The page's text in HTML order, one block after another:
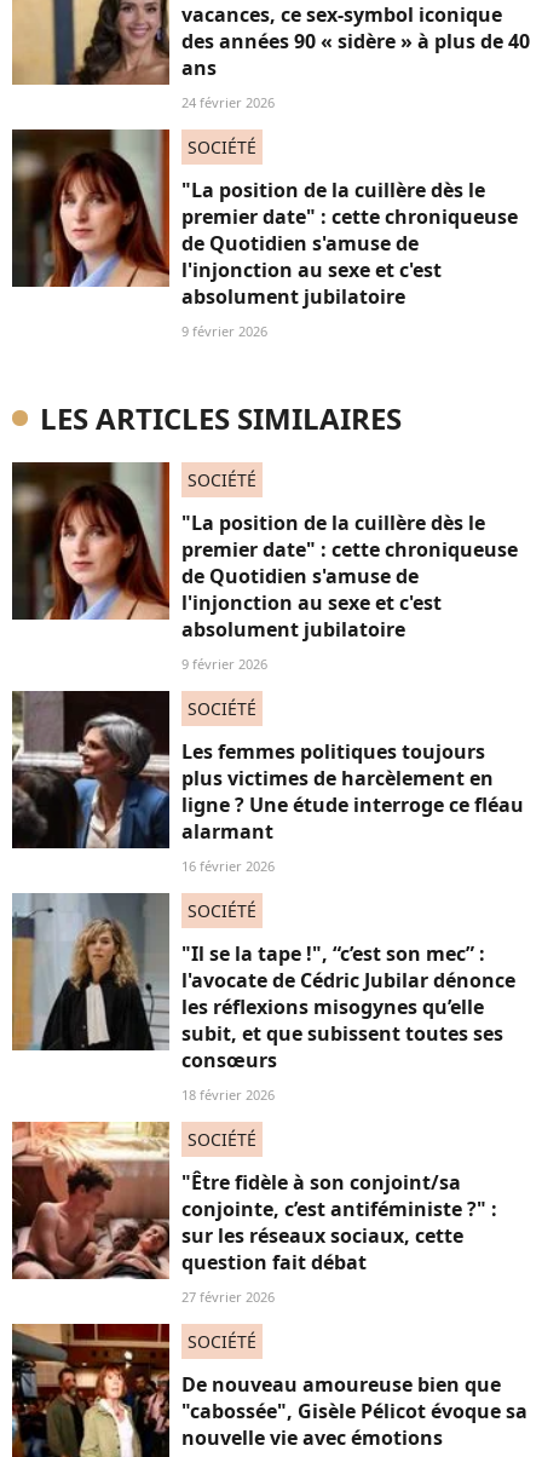
vacances, ce sex-symbol iconique
des années 90 « sidère » à plus de 40
ans
24 février 2026
SOCIÉTÉ
"La position de la cuillère dès le
premier date" : cette chroniqueuse
de Quotidien s'amuse de
l'injonction au sexe et c'est
absolument jubilatoire
9 février 2026
LES ARTICLES SIMILAIRES
SOCIÉTÉ
"La position de la cuillère dès le
premier date" : cette chroniqueuse
de Quotidien s'amuse de
l'injonction au sexe et c'est
absolument jubilatoire
9 février 2026
SOCIÉTÉ
Les femmes politiques toujours
plus victimes de harcèlement en
ligne ? Une étude interroge ce fléau
alarmant
16 février 2026
SOCIÉTÉ
"Il se la tape !", “c’est son mec” :
l'avocate de Cédric Jubilar dénonce
les réflexions misogynes qu’elle
subit, et que subissent toutes ses
consœurs
18 février 2026
SOCIÉTÉ
"Être fidèle à son conjoint/sa
conjointe, c’est antiféministe ?" :
sur les réseaux sociaux, cette
question fait débat
27 février 2026
SOCIÉTÉ
De nouveau amoureuse bien que
"cabossée", Gisèle Pélicot évoque sa
nouvelle vie avec émotions